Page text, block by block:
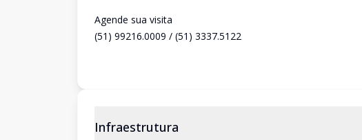
Agende sua visita
(51) 99216.0009 / (51) 3337.5122
Infraestrutura